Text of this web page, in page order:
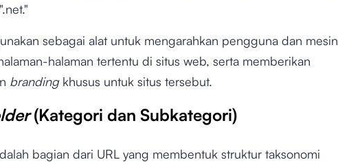
sebagai alat untuk mengarahkan pengguna dan mesin
halaman tertentu di situs web, serta memberikan
branding khusus untuk situs tersebut.
(Kategori dan Subkategori)
bagian dari URL yang membentuk struktur taksonomi